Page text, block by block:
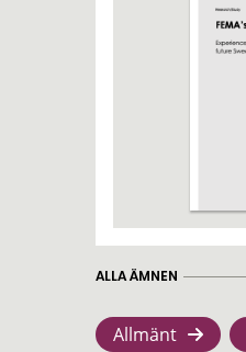
ALLA ÄMNEN
Allmänt